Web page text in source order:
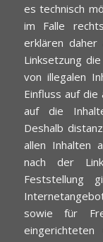
es technisch
im Falle
erklären daher
Linksetzung
von illegalen
Einfluss auf die
auf die
Deshalb
allen Inhalten
nach der
Feststellung
sowie für
eingerichteten